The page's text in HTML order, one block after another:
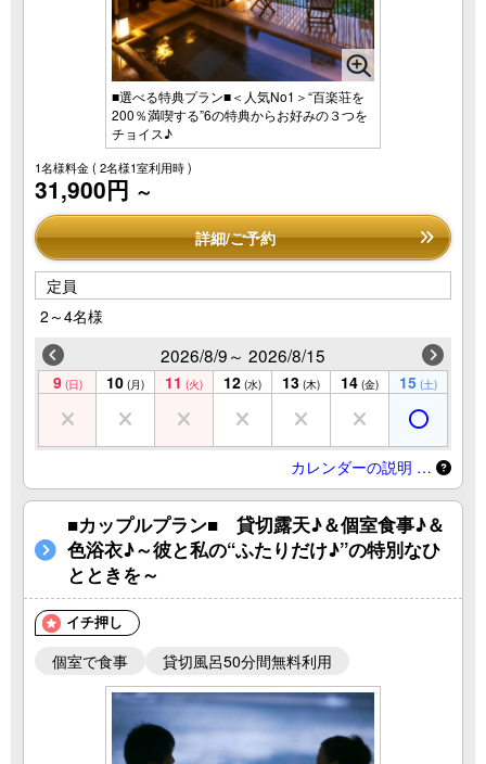
■選べる特典プラン■＜人気No1＞“百楽荘を
200％満喫する”6の特典からお好みの３つを
チョイス♪
1名様料金( 2名様1室利用時 )
31,900円 ～
詳細/ご予約
定員
2～4名様
2026/8/9～ 2026/8/15
9 (日) 10 (月) 11 (火) 12 (水) 13 (木) 14 (金) 15 (土)
カレンダーの説明 …
■カップルプラン■ 貸切露天♪＆個室食事♪＆
色浴衣♪～彼と私の“ふたりだけ♪”の特別なひ
とときを～
イチ押し
個室で食事 貸切風呂50分間無料利用